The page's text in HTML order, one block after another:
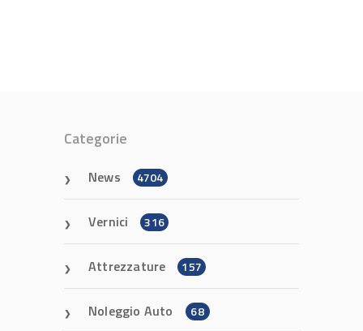
Categorie
News 4704
Vernici 316
Attrezzature 157
Noleggio Auto 68